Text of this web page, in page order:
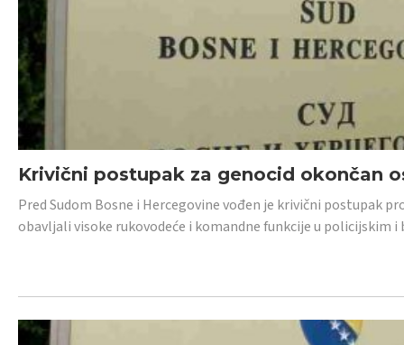
Krivični postupak za genocid okončan
Pred Sudom Bosne i Hercegovine vođen je krivični postupak
obavljali visoke rukovodeće i komandne funkcije u policijskim